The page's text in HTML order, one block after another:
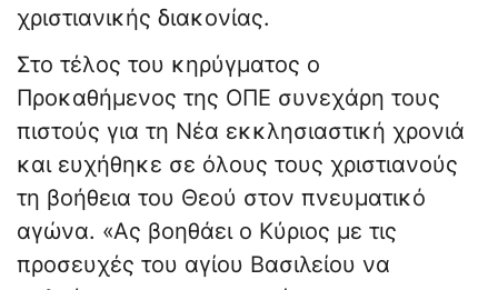
χριστιανικής διακονίας.
Στο τέλος του κηρύγματος ο
Προκαθήμενος της ΟΠΕ συνεχάρη τους
πιστούς για τη Νέα εκκλησιαστική χρονιά
και ευχήθηκε σε όλους τους χριστιανούς
τη βοήθεια του Θεού στον πνευματικό
αγώνα. «Ας βοηθάει ο Κύριος με τις
προσευχές του αγίου Βασιλείου να